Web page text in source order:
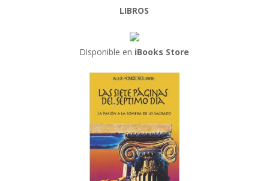
LIBROS
Disponible en iBooks Store